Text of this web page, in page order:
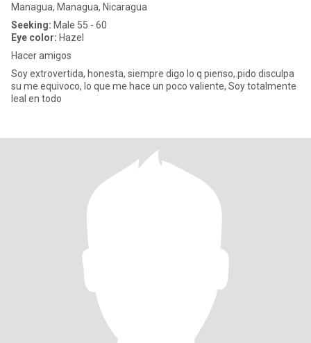
Managua, Managua, Nicaragua
Seeking: Male 55 - 60
Eye color: Hazel
Hacer amigos
Soy extrovertida, honesta, siempre digo lo q pienso,.pido disculpa
su me equivoco, lo que me hace un poco valiente, Soy totalmente
leal en todo